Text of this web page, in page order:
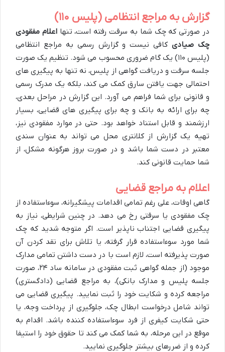
گزارش به مراجع انتظامی (پلیس ۱۱۰)
در صورتی که چک شما به سرقت رفته است، تنهااعلام مفقودی
چک صیادیکافی نیست و گزارش رسمی به مراجع انتظامی
(پلیس ۱۱۰) یک گام ضروری محسوب می شود. تنظیم یک صورت
جلسه سرقت و دریافت گواهی از پلیس، نه تنها به پیگیری های
احتمالی جهت یافتن سارق کمک می کند، بلکه یک مدرک رسمی
و قانونی برای شما فراهم می آورد. این گزارش در مراحل بعدی،
چه برای ارائه به بانک و چه برای پیگیری های قضایی، بسیار
ارزشمند و قابل استناد خواهد بود. حتی در موارد مفقودی نیز،
تهیه یک گزارش از کلانتری محل می تواند به عنوان سندی
معتبر در دست شما باشد و در صورت بروز هرگونه مشکل، از
شما حمایت قانونی کند.
اعلام به مراجع قضایی
گاهی اوقات، علی رغم تمامی اقدامات پیشگیرانه، سوءاستفاده از
چک مفقودی یا سرقتی رخ می دهد. در چنین شرایطی، نیاز به
پیگیری قضایی اجتناب ناپذیر است. اگر متوجه شدید که چک
شما مورد سوءاستفاده قرار گرفته، یا تلاش برای نقد کردن آن
صورت پذیرفته است، لازم است با در دست داشتن تمامی مدارک
موجود (از جمله گواهی ثبت مفقودی در سامانه ساد ۲۴، صورت
جلسه پلیس و مدارک بانکی)، به مراجع قضایی (دادگستری)
مراجعه کرده و شکایت خود را ثبت نمایید. پیگیری قضایی می
تواند شامل درخواست ابطال چک، جلوگیری از پرداخت وجه، یا
حتی شکایت کیفری از فرد سوءاستفاده کننده باشد. اقدام به
موقع در این مرحله، به شما کمک می کند تا حقوق خود را استیفا
کرده و از ضررهای بیشتر جلوگیری نمایید.